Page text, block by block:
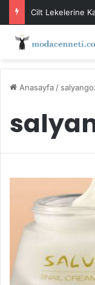
Cilt Lekelerine
Anasayfa /